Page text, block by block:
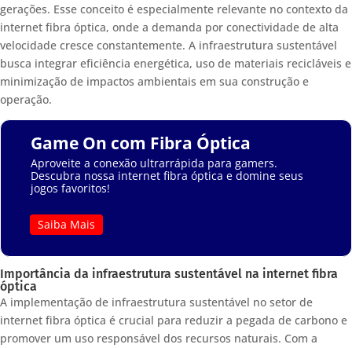
gerações. Esse conceito é especialmente relevante no contexto da
internet fibra óptica, onde a demanda por conectividade de alta
velocidade cresce constantemente. A infraestrutura sustentável
busca integrar eficiência energética, uso de materiais recicláveis e
minimização de impactos ambientais em sua construção e
operação.
Game On com Fibra Óptica
Aproveite a conexão ultrarrápida para gamers.
Descubra nossa internet fibra óptica e domine seus
jogos favoritos!
Saiba Mais
Importância da infraestrutura sustentável na internet fibra
óptica
A implementação de infraestrutura sustentável no setor de
internet fibra óptica é crucial para reduzir a pegada de carbono e
promover um uso responsável dos recursos naturais. Com a